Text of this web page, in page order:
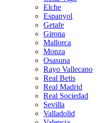
Elche
Espanyol
Getafe
Girona
Mallorca
Monza
Osasuna
Rayo Vallecano
Real Betis
Real Madrid
Real Sociedad
Sevilla
Valladolid